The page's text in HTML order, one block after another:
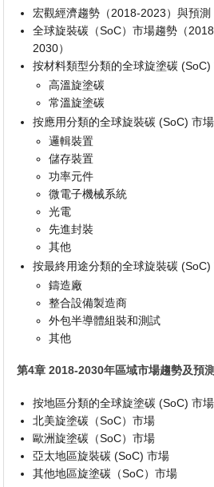
宏觀經濟趨勢（2018-2023）與預測
全球旋裝碳（SoC）市場趨勢（
2030）
按材料類型分類的全球旋塗碳 (SoC)
高溫旋塗碳
常溫旋塗碳
按應用分類的全球旋裝碳 (SoC) 市場
邏輯裝置
儲存裝置
功率元件
微電子機械系統
光電
先進封裝
其他
按最終用途分類的全球旋裝碳 (SoC)
鑄造廠
整合設備製造商
外包半導體組裝和測試
其他
第4章 2018-2030年區域市場趨勢及預
按地區分類的全球旋塗碳 (SoC) 市場
北美旋塗碳（SoC）市場
歐洲旋塗碳（SoC）市場
亞太地區旋裝碳 (SoC) 市場
其他地區旋塗碳（SoC）市場